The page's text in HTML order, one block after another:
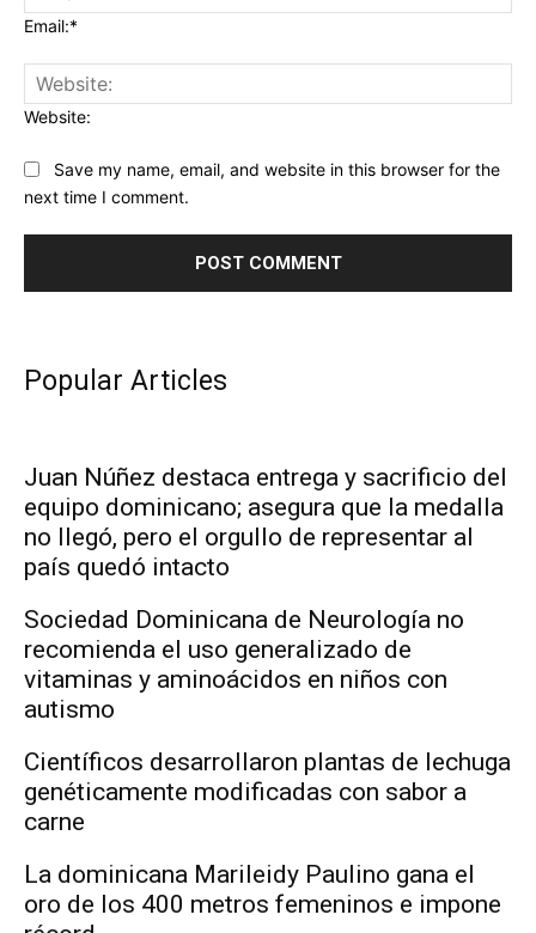
Email:*
Website:
Save my name, email, and website in this browser for the
next time I comment.
Popular Articles
Juan Núñez destaca entrega y sacrificio del
equipo dominicano; asegura que la medalla
no llegó, pero el orgullo de representar al
país quedó intacto
Sociedad Dominicana de Neurología no
recomienda el uso generalizado de
vitaminas y aminoácidos en niños con
autismo
Científicos desarrollaron plantas de lechuga
genéticamente modificadas con sabor a
carne
La dominicana Marileidy Paulino gana el
oro de los 400 metros femeninos e impone